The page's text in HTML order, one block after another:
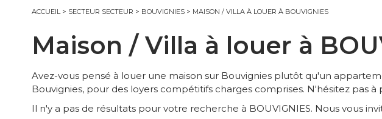
ACCUEIL> SECTEUR SECTEUR > BOUVIGNIES > MAISON / VILLA À LOUER À BOUVIGNIES
Maison / Villa à louer à
Avez-vous pensé à louer une maison sur Bouvignies plutôt qu'un
Bouvignies, pour des loyers compétitifs charges comprises. N'hésitez pas
Il n'y a pas de résultats pour votre recherche à BOUVIGNIES. Nous vous